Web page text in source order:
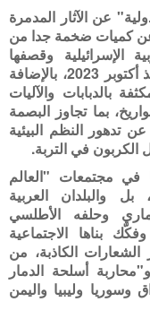
عن الآثار المدمرة
عن كميات ضخمة جدا من
الإسرائيلية وقصفها
المكثف الواسع والمتواصل لقطاع غزة منذ أكتوبر 2023، بالإضافة
بالدبابات والآليات
بما تجاوز البصمة
تدهور النظم البيئية
الكربون في التربة.
في مجتمعات "العالم
بل والبلدان العربية
وحلفه الأطلسي
بناها الاجتماعية
الشعارات الكاذبة، من
أسلحة الدمار
وليبيا واليمن